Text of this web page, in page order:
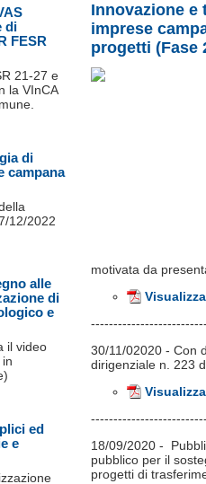
Innovazione
imprese
progetti (Fase
motivata da
30/11/02020 - Con
dirigenziale n. 223
18/09/2020 -
pubblico per il
progetti di
di
FESR
21‐27 e
la VInCA
di
campana
12/2022
alle
di
e
il video
ed
e